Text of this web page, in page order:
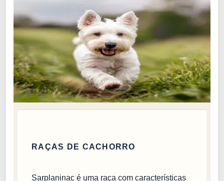
RAÇAS DE CACHORRO
Sarplaninac é uma raça com características